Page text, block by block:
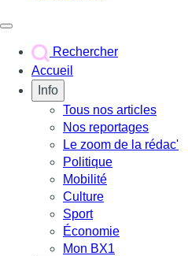
Rechercher
Accueil
Info
Tous nos articles
Nos reportages
Le zoom de la rédac'
Politique
Mobilité
Culture
Sport
Économie
Mon BX1